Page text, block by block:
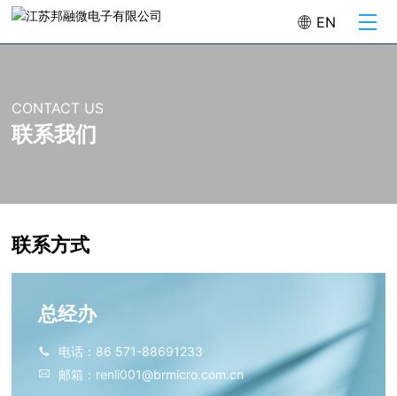
EN
CONTACT US
联系我们
联系方式
总经办
电话： 86 571-88691233
邮箱： renli001@brmicro.com.cn